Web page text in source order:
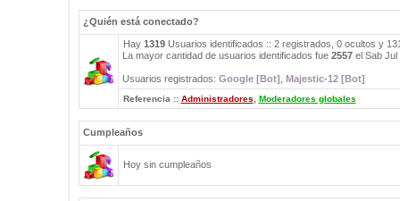
¿Quién está conectado?
Hay 1319Usuarios identificados :: 2 registrados, 0 ocultos y
La mayor cantidad de usuarios identificados fue 2557el Sab Jul
Usuarios registrados: Google [Bot] Majestic-12 [Bot]
Referencia :: Administradores Moderadores globales
Cumpleaños
Hoy sin cumpleaños